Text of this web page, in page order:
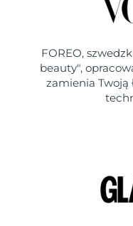
FOREO,
beauty",
zamienia Twoją